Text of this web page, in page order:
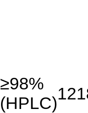
≥98%
(HPLC)